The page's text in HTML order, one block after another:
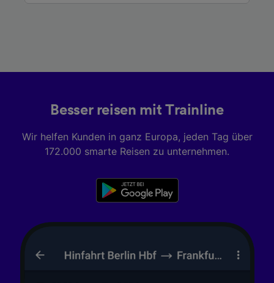
Besser reisen mit Trainline
Wir helfen Kunden in ganz Europa, jeden Tag über
172.000 smarte Reisen zu unternehmen.